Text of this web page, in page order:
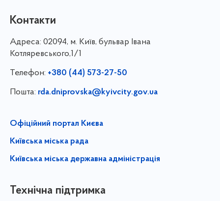
Контакти
Адреса: 02094, м. Київ, бульвар Івана
Котляревського,1/1
Телефон: +380 (44) 573-27-50
Пошта: rda.dniprovska@kyivcity.gov.ua
Офіційний портал Києва
Київська міська рада
Київська міська державна адміністрація
Технічна підтримка